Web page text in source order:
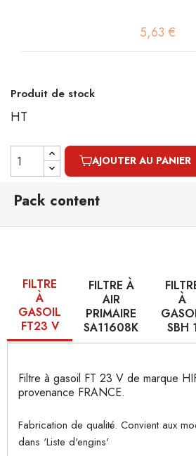
5,63 €
Produit de stock
HT
AJOUTER AU PANIER
Pack content
FILTRE
À
GASOIL
FT23 V
FILTRE À
AIR
PRIMAIRE
SA11608K
À
SBH 1
Filtre à gasoil FT 23 V de marque
provenance FRANCE.
Fabrication de qualité. Convient aux
dans 'Liste d'engins'